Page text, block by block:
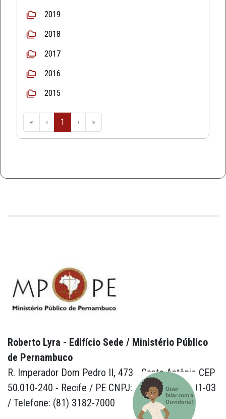
2019
2018
2017
2016
2015
« ‹ 1 › »
Roberto Lyra - Edifício Sede / Ministério Público
de Pernambuco
R. Imperador Dom Pedro II, 473 - Santo Antônio CEP
50.010-240 - Recife / PE CNPJ: 24.417.065/0001-03
/ Telefone: (81) 3182-7000